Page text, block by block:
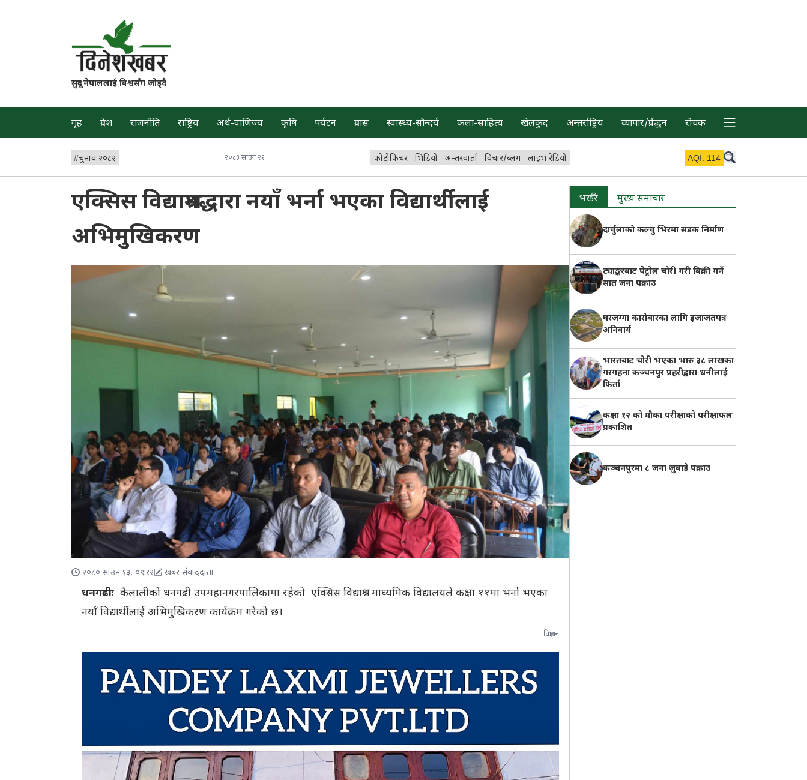
सुदूर नेपाललाई विश्वसँग जोड्दै
गृह प्रदेश राजनीति राष्ट्रिय अर्थ-वाणिज्य कृषि पर्यटन प्रवास स्वास्थ्य-सौन्दर्य कला-साहित्य खेलकुद अन्तर्राष्ट्रिय व्यापार/प्रर्वद्धन रोचक
#चुनाव २०८२ २०८३ साउन २२ फोटोफिचर भिडियो अन्तरवार्ता विचार/ब्लग लाइभ रेडियो AQI: 114
एक्सिस विद्याश्रमद्धारा नयाँ भर्ना भएका विद्यार्थीलाई
अभिमुखिकरण
२०८० साउन १३, ०९:१२ खबर संवाददाता
धनगढीः कैलालीको धनगढी उपमहानगरपालिकामा रहेको एक्सिस विद्याश्रम माध्यमिक विद्यालयले कक्षा ११मा भर्ना भएका
नयाँ विद्यार्थीलाई अभिमुखिकरण कार्यक्रम गरेको छ।
विज्ञापन
भर्खरै मुख्य समाचार
दार्चुलाको कल्चु भिरमा सडक निर्माण
ट्याङ्करबाट पेट्रोल चोरी गरी बिक्री गर्ने
सात जना पक्राउ
घरजग्गा कारोबारका लागि इजाजतपत्र
अनिवार्य
भारतबाट चोरी भएका भारु ३८ लाखका
गरगहना कञ्चनपुर प्रहरीद्वारा धनीलाई
फिर्ता
कक्षा १२ को मौका परीक्षाको परीक्षाफल
प्रकाशित
कञ्चनपुरमा ८ जना जुवाडे पक्राउ